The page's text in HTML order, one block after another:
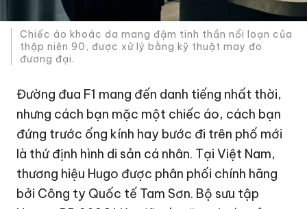
Chiếc áo khoác da mang đậm tinh thần nổi loạn của
thập niên 90, được xử lý bằng kỹ thuật may đo
đương đại.
Đường đua F1 mang đến danh tiếng nhất thời,
nhưng cách bạn mặc một chiếc áo, cách bạn
đứng trước ống kính hay bước đi trên phố mới
là thứ định hình di sản cá nhân. Tại Việt Nam,
thương hiệu Hugo được phân phối chính hãng
bởi Công ty Quốc tế Tam Sơn. Bộ sưu tập